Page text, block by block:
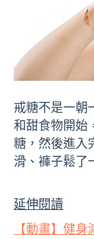
戒糖不是一朝
和甜食物開始
糖，然後進入
滑、褲子鬆了
延伸閱讀
【動畫】健